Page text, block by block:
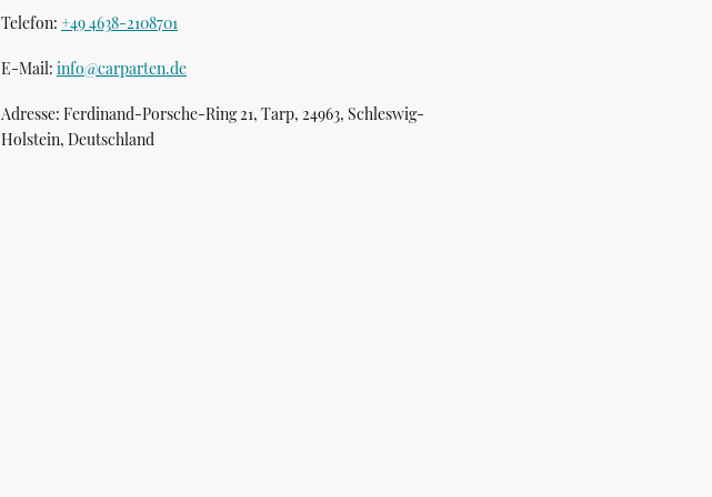
Telefon: +49 4638-2108701
E-Mail: info@carparten.de
Adresse: Ferdinand-Porsche-Ring 21, Tarp, 24963, Schleswig-
Holstein, Deutschland